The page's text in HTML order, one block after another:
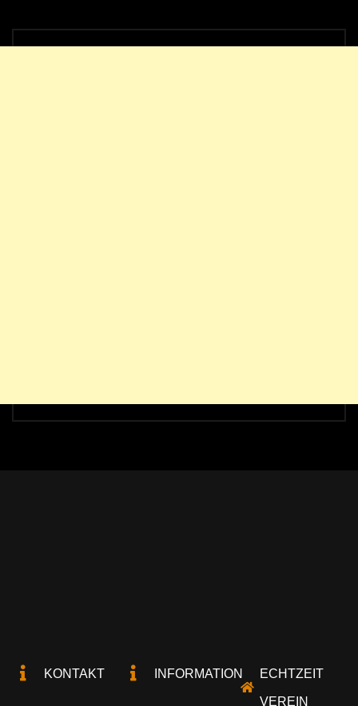
KONTAKT INFORMATION ECHTZEIT
VEREIN